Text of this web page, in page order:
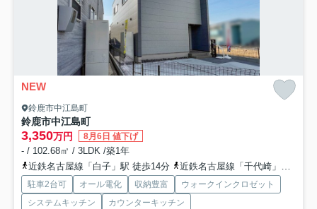
NEW
鈴鹿市中江島町
鈴鹿市中江島町
3,350万円 8月6日 値下げ
- / 102.68㎡ / 3LDK /築1年
近鉄名古屋線「白子」駅 徒歩14分
近鉄名古屋線「千代崎」駅 徒歩27分
駐車2台可 オール電化 収納豊富
ウォークインクロゼット
システムキッチン
カウンターキッチン